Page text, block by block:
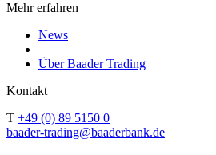
Mehr erfahren
News
Über Baader Trading
Kontakt
T +49 (0) 89 5150 0
baader-trading@baaderbank.de